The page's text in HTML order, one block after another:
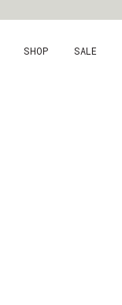
SHOP SALE